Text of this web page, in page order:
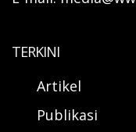
TERKINI
Artikel
Publikasi